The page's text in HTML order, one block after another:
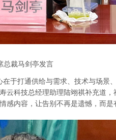
总裁马剑亭发言
于打通供给与需求、技术与场景
云科技总经理助理陆翊祺补充道
感内容，让告别不再是遗憾，而